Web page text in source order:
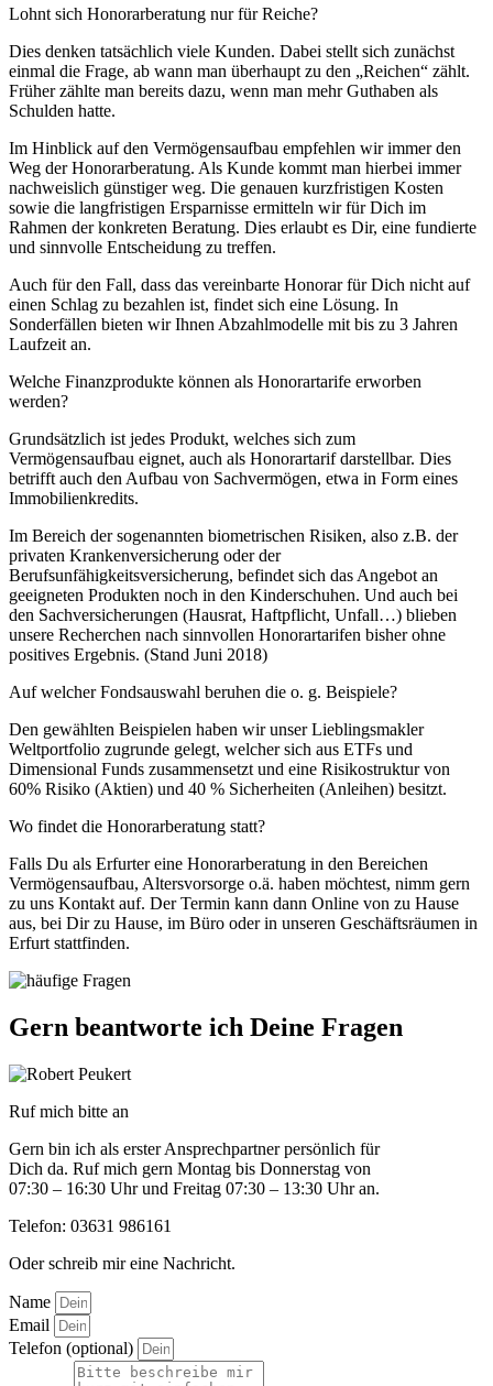
Lohnt sich Honorarberatung nur für Reiche?
Dies denken tatsächlich viele Kunden. Dabei stellt sich zunächst
einmal die Frage, ab wann man überhaupt zu den „Reichen“ zählt.
Früher zählte man bereits dazu, wenn man mehr Guthaben als
Schulden hatte.
Im Hinblick auf den Vermögensaufbau empfehlen wir immer den
Weg der Honorarberatung. Als Kunde kommt man hierbei immer
nachweislich günstiger weg. Die genauen kurzfristigen Kosten
sowie die langfristigen Ersparnisse ermitteln wir für Dich im
Rahmen der konkreten Beratung. Dies erlaubt es Dir, eine fundierte
und sinnvolle Entscheidung zu treffen.
Auch für den Fall, dass das vereinbarte Honorar für Dich nicht auf
einen Schlag zu bezahlen ist, findet sich eine Lösung. In
Sonderfällen bieten wir Ihnen Abzahlmodelle mit bis zu 3 Jahren
Laufzeit an.
Welche Finanzprodukte können als Honorartarife erworben
werden?
Grundsätzlich ist jedes Produkt, welches sich zum
Vermögensaufbau eignet, auch als Honorartarif darstellbar. Dies
betrifft auch den Aufbau von Sachvermögen, etwa in Form eines
Immobilienkredits.
Im Bereich der sogenannten biometrischen Risiken, also z.B. der
privaten Krankenversicherung oder der
Berufsunfähigkeitsversicherung, befindet sich das Angebot an
geeigneten Produkten noch in den Kinderschuhen. Und auch bei
den Sachversicherungen (Hausrat, Haftpflicht, Unfall…) blieben
unsere Recherchen nach sinnvollen Honorartarifen bisher ohne
positives Ergebnis. (Stand Juni 2018)
Auf welcher Fondsauswahl beruhen die o. g. Beispiele?
Den gewählten Beispielen haben wir unser Lieblingsmakler
Weltportfolio zugrunde gelegt, welcher sich aus ETFs und
Dimensional Funds zusammensetzt und eine Risikostruktur von
60% Risiko (Aktien) und 40 % Sicherheiten (Anleihen) besitzt.
Wo findet die Honorarberatung statt?
Falls Du als Erfurter eine Honorarberatung in den Bereichen
Vermögensaufbau, Altersvorsorge o.ä. haben möchtest, nimm gern
zu uns Kontakt auf. Der Termin kann dann Online von zu Hause
aus, bei Dir zu Hause, im Büro oder in unseren Geschäftsräumen in
Erfurt stattfinden.
Gern beantworte ich Deine Fragen
Ruf mich bitte an
Gern bin ich als erster Ansprechpartner persönlich für
Dich da. Ruf mich gern Montag bis Donnerstag von
07:30 – 16:30 Uhr und Freitag 07:30 – 13:30 Uhr an.
Telefon: 03631 986161
Oder schreib mir eine Nachricht.
Name
Email
Telefon (optional)